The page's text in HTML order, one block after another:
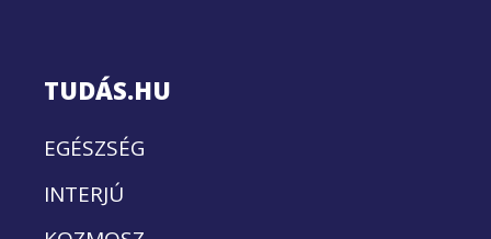
TUDÁS.HU
EGÉSZSÉG
INTERJÚ